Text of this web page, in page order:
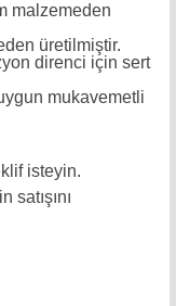
malzemeden
üretilmiştir.
direnci için sert
mukavemetli
isteyin.
yazıcı, kremayer dişli,